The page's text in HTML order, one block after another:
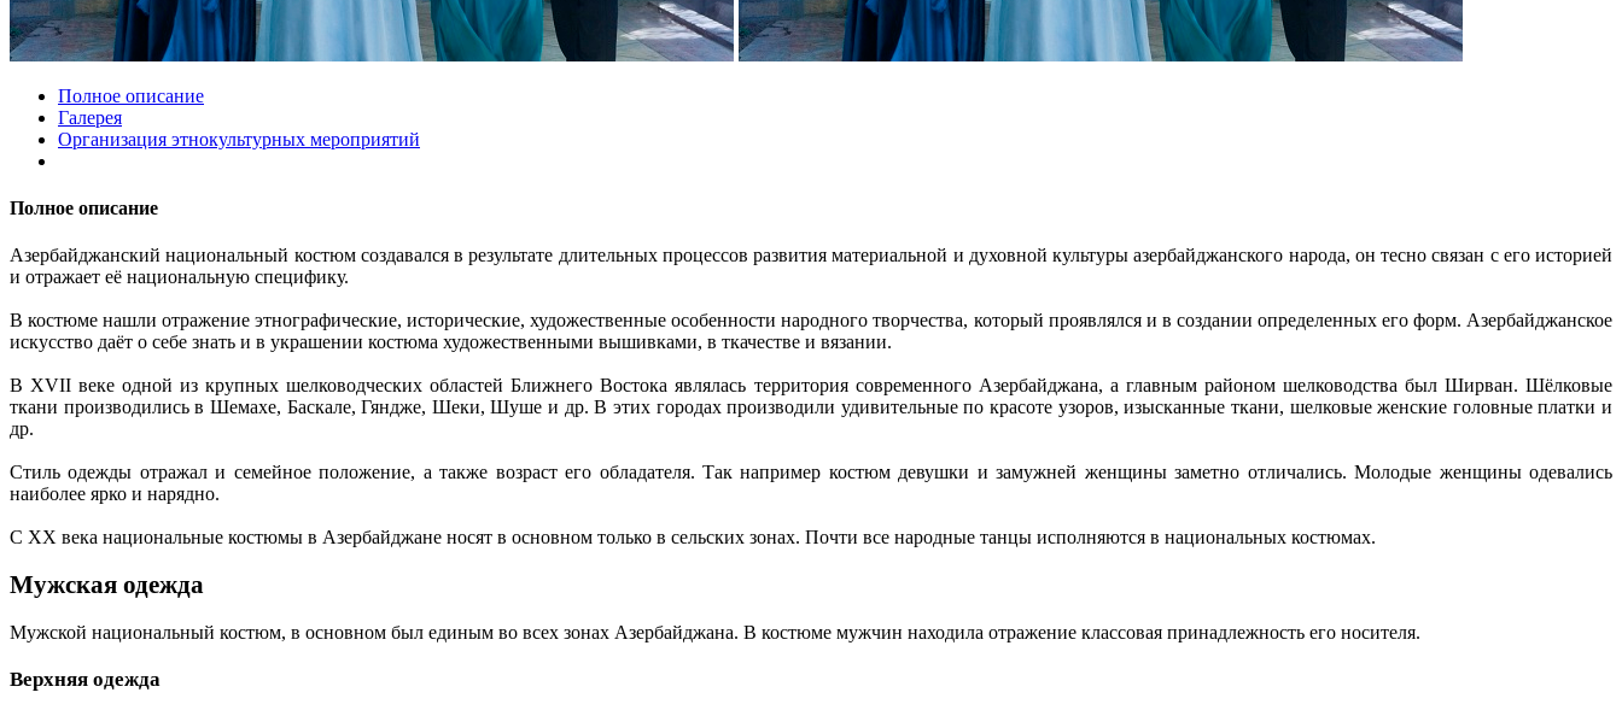
Полное описание
Галерея
Организация этнокультурных мероприятий
Полное описание
Азербайджанский национальный костюм создавался в результате длительных процессов развития материальной и духовной культуры азербайджанского народа, он тесно связан с его историей
и отражает её национальную специфику.
В костюме нашли отражение этнографические, исторические, художественные особенности народного творчества, который проявлялся и в создании определенных его форм. Азербайджанское
искусство даёт о себе знать и в украшении костюма художественными вышивками, в ткачестве и вязании.
В XVII веке одной из крупных шелководческих областей Ближнего Востока являлась территория современного Азербайджана, а главным районом шелководства был Ширван. Шёлковые
ткани производились в Шемахе, Баскале, Гяндже, Шеки, Шуше и др. В этих городах производили удивительные по красоте узоров, изысканные ткани, шелковые женские головные платки и
др.
Стиль одежды отражал и семейное положение, а также возраст его обладателя. Так например костюм девушки и замужней женщины заметно отличались. Молодые женщины одевались
наиболее ярко и нарядно.
С XX века национальные костюмы в Азербайджане носят в основном только в сельских зонах. Почти все народные танцы исполняются в национальных костюмах.
Мужская одежда
Мужской национальный костюм, в основном был единым во всех зонах Азербайджана. В костюме мужчин находила отражение классовая принадлежность его носителя.
Верхняя одежда